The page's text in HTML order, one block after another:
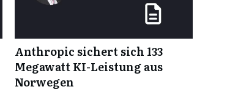
Anthropic sichert sich 133
Megawatt KI-Leistung aus
Norwegen